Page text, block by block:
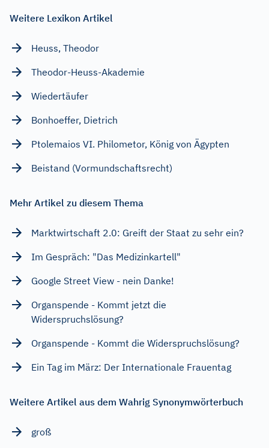
Weitere Lexikon Artikel
Heuss, Theodor
Theodor-Heuss-Akademie
Wiedertäufer
Bonhoeffer, Dietrich
Ptolemaios VI. Philometor, König von Ägypten
Beistand (Vormundschaftsrecht)
Mehr Artikel zu diesem Thema
Marktwirtschaft 2.0: Greift der Staat zu sehr ein?
Im Gespräch: "Das Medizinkartell"
Google Street View - nein Danke!
Organspende - Kommt jetzt die
Widerspruchslösung?
Organspende - Kommt die Widerspruchslösung?
Ein Tag im März: Der Internationale Frauentag
Weitere Artikel aus dem Wahrig Synonymwörterbuch
groß